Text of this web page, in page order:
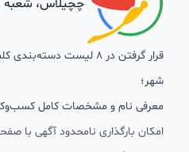
چچیلاس، شعبه
قرار گرفتن در 8 لیست
شهر؛
معرفی نام و مشخصات کامل
امکان بارگذاری نامحدود آگهی با